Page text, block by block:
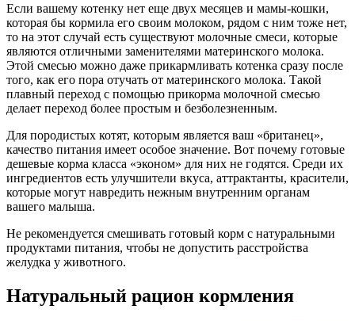
Если вашему котенку нет еще двух месяцев и мамы-кошки,
которая бы кормила его своим молоком, рядом с ним тоже нет,
то на этот случай есть существуют молочные смеси, которые
являются отличными заменителями материнского молока.
Этой смесью можно даже прикармливать котенка сразу после
того, как его пора отучать от материнского молока. Такой
плавный переход с помощью прикорма молочной смесью
делает переход более простым и безболезненным.
Для породистых котят, которым является ваш «британец»,
качество питания имеет особое значение. Вот почему готовые
дешевые корма класса «эконом» для них не годятся. Среди их
ингредиентов есть улучшители вкуса, аттрактанты, красители,
которые могут навредить нежным внутренним органам
вашего малыша.
Не рекомендуется смешивать готовый корм с натуральными
продуктами питания, чтобы не допустить расстройства
желудка у животного.
Натуральный рацион кормления